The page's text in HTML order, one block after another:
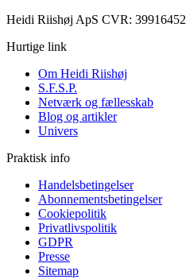
Heidi Riishøj ApS CVR: 39916452
Hurtige link
Om Heidi Riishøj
S.F.S.P.
Netværk og fællesskab
Blog og artikler
Univers
Praktisk info
Handelsbetingelser
Abonnementsbetingelser
Cookiepolitik
Privatlivspolitik
GDPR
Presse
Sitemap